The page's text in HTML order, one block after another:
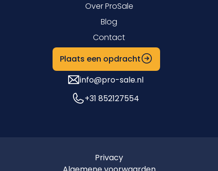
Over ProSale
Blog
Contact
Plaats een opdracht
info@pro-sale.nl
+31 852127554
Privacy